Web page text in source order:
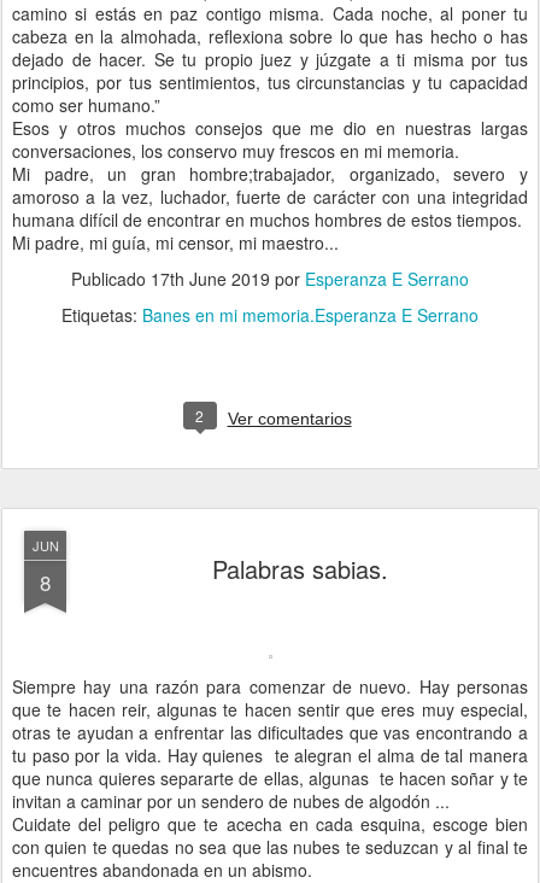
camino si estás en paz contigo misma. Cada noche, al poner tu
cabeza en la almohada, reflexiona sobre lo que has hecho o has
dejado de hacer. Se tu propio juez y júzgate a ti misma por tus
principios, por tus sentimientos, tus circunstancias y tu capacidad
como ser humano.”
Esos y otros muchos consejos que me dio en nuestras largas
conversaciones, los conservo muy frescos en mi memoria.
Mi padre, un gran hombre;trabajador, organizado, severo y
amoroso a la vez, luchador, fuerte de carácter con una integridad
humana difícil de encontrar en muchos hombres de estos tiempos.
Mi padre, mi guía, mi censor, mi maestro...
Publicado 17th June 2019 por Esperanza E Serrano
Etiquetas: Banes en mi memoria.Esperanza E Serrano
2 Ver comentarios
JUN
8 Palabras sabias.
Siempre hay una razón para comenzar de nuevo. Hay personas
que te hacen reir, algunas te hacen sentir que eres muy especial,
otras te ayudan a enfrentar las dificultades que vas encontrando a
tu paso por la vida. Hay quienes te alegran el alma de tal manera
que nunca quieres separarte de ellas, algunas te hacen soñar y te
invitan a caminar por un sendero de nubes de algodón ...
Cuidate del peligro que te acecha en cada esquina, escoge bien
con quien te quedas no sea que las nubes te seduzcan y al final te
encuentres abandonada en un abismo.